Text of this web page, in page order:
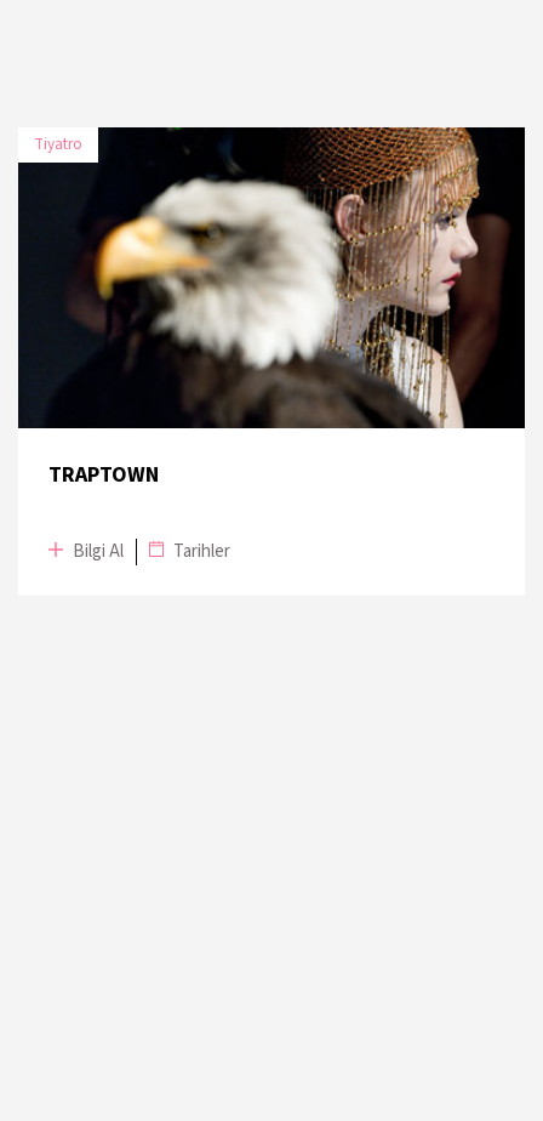
Tiyatro
TRAPTOWN
Bilgi Al Tarihler
TARİH MEKÂN
18 Kasım 2019 Caddebostan Kültür Merkezi